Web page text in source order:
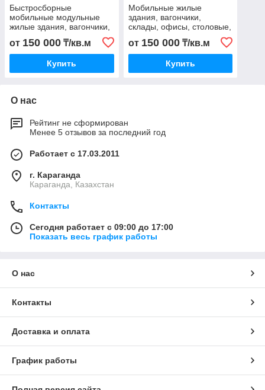
Быстросборные
мобильные модульные
жилые здания, вагончики,
офисы, столовые, кафе,
бары, бытовки, дома
от 150 000 ₸/кв.м
Купить
Мобильные жилые
здания, вагончики,
склады, офисы, столовые,
кафе, бары, бытовки,
прорабские, душевые,
сауны, б
от 150 000₸/кв.м
Купить
О нас
Рейтинг не сформирован
Менее 5 отзывов за последний год
Работает с 17.03.2011
г. Караганда
Караганда, Казахстан
Контакты
Сегодня работает с 09:00 до 17:00
Показать весь график работы
О нас
Контакты
Доставка и оплата
График работы